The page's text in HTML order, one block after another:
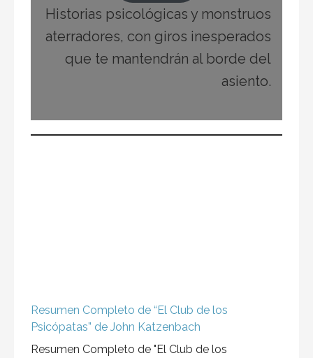
Historias psicológicas y monstruos
aterradores, con giros inesperados
que te mantendrán al borde del
asiento.
Resumen Completo de “El Club de los
Psicópatas” de John Katzenbach
Resumen Completo de "El Club de los